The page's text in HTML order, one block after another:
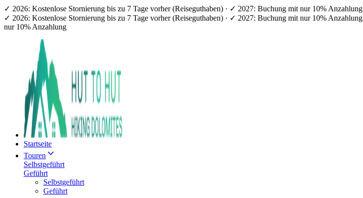
✓ 2026: Kostenlose Stornierung bis zu 7 Tage vorher (Reiseguthaben) · ✓ 2027: Buchung mit nur 10% Anzahlung
✓ 2026: Kostenlose Stornierung bis zu 7 Tage vorher (Reiseguthaben) · ✓ 2027: Buchung mit nur 10% Anzahlung
nur 10% Anzahlung
Startseite
Touren
Selbstgeführt
Geführt
Selbstgeführt
Geführt